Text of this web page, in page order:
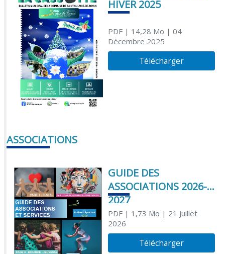
HIVER 2025
PDF| 14,28 Mo | 04
Décembre 2025
Télécharger
ASSOCIATIONS
GUIDE DES
ASSOCIATIONS 2026-
2027
PDF| 1,73 Mo | 21 Juillet
2026
Télécharger